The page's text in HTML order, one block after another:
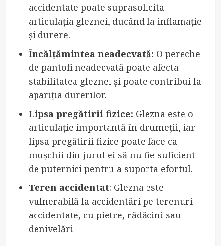
accidentate poate suprasolicita
articulația gleznei, ducând la inflamație
și durere.
Încălțămintea neadecvată: O pereche
de pantofi neadecvată poate afecta
stabilitatea gleznei și poate contribui la
apariția durerilor.
Lipsa pregătirii fizice: Glezna este o
articulație importantă în drumeții, iar
lipsa pregătirii fizice poate face ca
mușchii din jurul ei să nu fie suficient
de puternici pentru a suporta efortul.
Teren accidentat: Glezna este
vulnerabilă la accidentări pe terenuri
accidentate, cu pietre, rădăcini sau
denivelări.